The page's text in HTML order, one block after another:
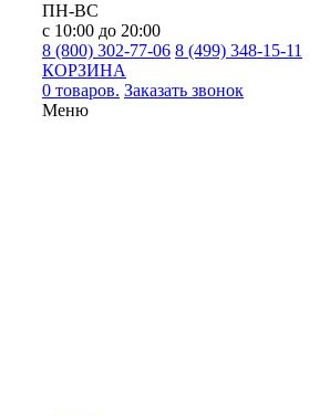
ПН-ВС
с 10:00 до 20:00
8 (800) 302-77-06 8 (499) 348-15-11
КОРЗИНА
0 товаров. Заказать звонок
Меню